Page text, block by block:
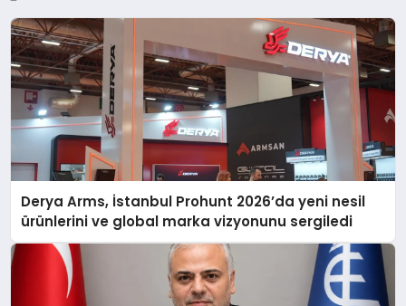
Derya Arms, İstanbul Prohunt 2026’da yeni nesil
ürünlerini ve global marka vizyonunu sergiledi